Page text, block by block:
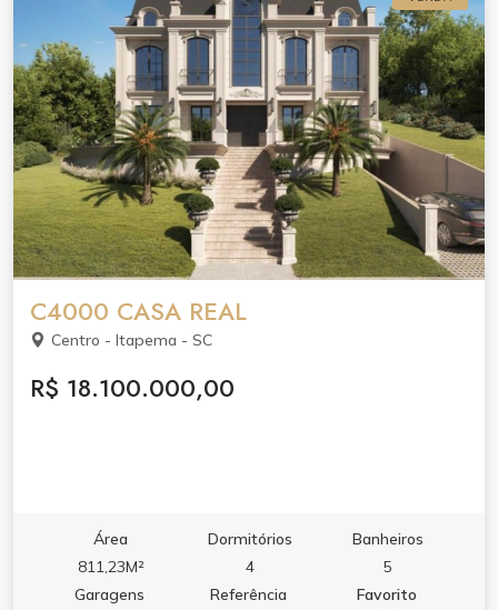
C4000 CASA REAL
Centro - Itapema - SC
R$ 18.100.000,00
Área
811,23M²
Dormitórios
4
Banheiros
5
Garagens
Referência
Favorito